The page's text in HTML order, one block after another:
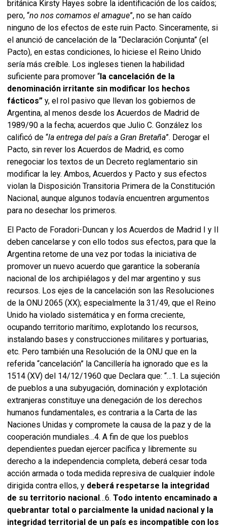
británica Kirsty Hayes sobre la identificación de los caídos;
pero, “no nos comamos el amague”, no se han caído
ninguno de los efectos de este ruin Pacto. Sinceramente, si
el anunció de cancelación de la “Declaración Conjunta” (el
Pacto), en estas condiciones, lo hiciese el Reino Unido
sería más creíble. Los ingleses tienen la habilidad
suficiente para promover “la cancelación de la
denominación irritante sin modificar los hechos
fácticos” y, el rol pasivo que llevan los gobiernos de
Argentina, al menos desde los Acuerdos de Madrid de
1989/90 a la fecha; acuerdos que Julio C. González los
calificó de “la entrega del país a Gran Bretaña”. Derogar el
Pacto, sin rever los Acuerdos de Madrid, es como
renegociar los textos de un Decreto reglamentario sin
modificar la ley. Ambos, Acuerdos y Pacto y sus efectos
violan la Disposición Transitoria Primera de la Constitución
Nacional, aunque algunos todavía encuentren argumentos
para no desechar los primeros.
El Pacto de Foradori-Duncan y los Acuerdos de Madrid I y II
deben cancelarse y con ello todos sus efectos, para que la
Argentina retome de una vez por todas la iniciativa de
promover un nuevo acuerdo que garantice la soberanía
nacional de los archipiélagos y del mar argentino y sus
recursos. Los ejes de la cancelación son las Resoluciones
de la ONU 2065 (XX); especialmente la 31/49, que el Reino
Unido ha violado sistemática y en forma creciente,
ocupando territorio marítimo, explotando los recursos,
instalando bases y construcciones militares y portuarias,
etc. Pero también una Resolución de la ONU que en la
referida “cancelación” la Cancillería ha ignorado que es la
1514 (XV) del 14/12/1960 que Declara que: “…1. La sujeción
de pueblos a una subyugación, dominación y explotación
extranjeras constituye una denegación de los derechos
humanos fundamentales, es contraria a la Carta de las
Naciones Unidas y compromete la causa de la paz y de la
cooperación mundiales…4. A fin de que los pueblos
dependientes puedan ejercer pacífica y libremente su
derecho a la independencia completa, deberá cesar toda
acción armada o toda medida represiva de cualquier índole
dirigida contra ellos, y deberá respetarse la integridad
de su territorio nacional …6. Todo intento encaminado a
quebrantar total o parcialmente la unidad nacional y la
integridad territorial de un país es incompatible con los